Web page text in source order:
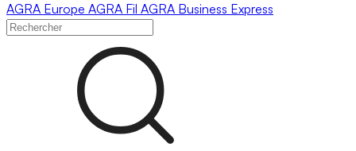
AGRA Europe AGRA Fil AGRA Business Express